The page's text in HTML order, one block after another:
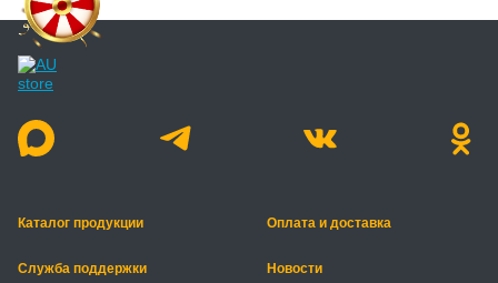
Каталог продукции Оплата и доставка
Служба поддержки Новости